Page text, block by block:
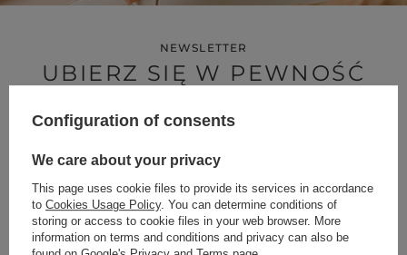
NEWSLETTER
UBIERZ SIĘ W PEWNOŚĆ
Zapisz się do darmowego newslettera
odbierz 50 punktóww programie lojalnościowym Lou.pl
Configuration of consents
We care about your privacy
This page uses cookie files to provide its services in accordance
to Cookies Usage Policy. You can determine conditions of
storing or access to cookie files in your web browser. More
information on terms and conditions and privacy can also be